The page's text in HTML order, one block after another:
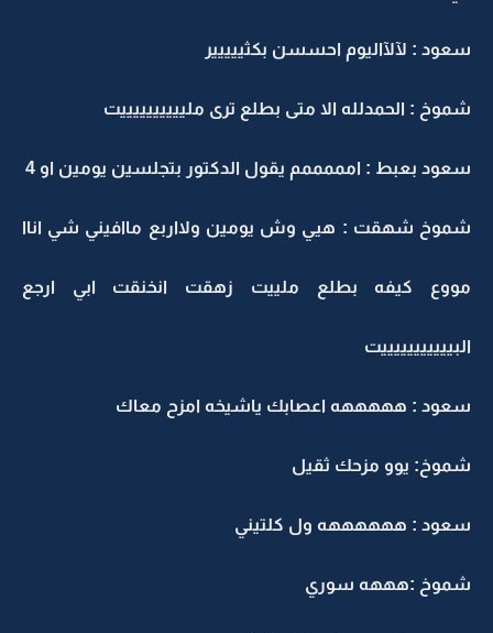
سعود : لآلآاليوم احسسن بكثييييير
شموخ : الحمدلله الا متى بطلع ترى ملييييييييييت
سعود بعبط : امممممم يقول الدكتور بتجلسين يومين او 4
شموخ شهقت : هيي وش يومين ولااربع ماافيني شي اناا
مووع كيفه بطلع ملييت زهقت انخنقت ابي ارجع
البيييييييييييت
سعود : هههههه اعصابك ياشيخه امزح معاك
شموخ: يوو مزحك ثقيل
سعود : ههههههه ول كلتيني
شموخ :هههه سوري